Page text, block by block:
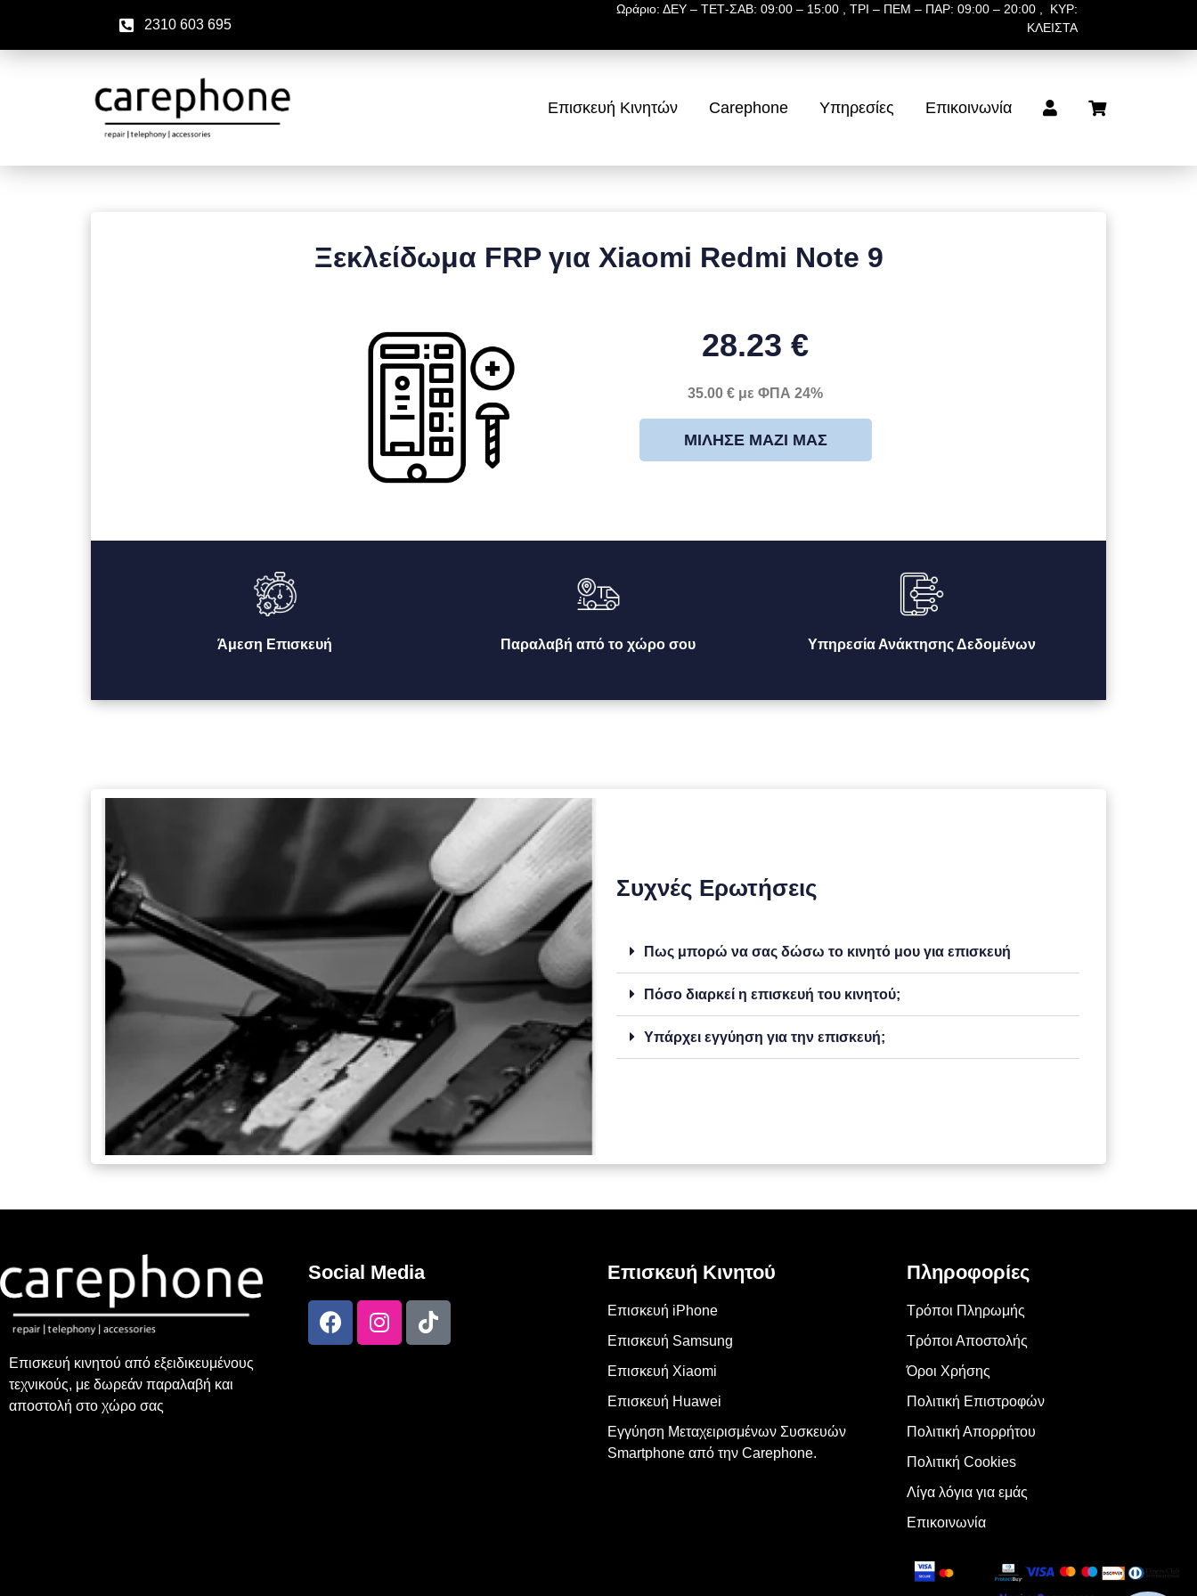
2310 603 695
Ωράριο: ΔΕΥ – ΤΕΤ-ΣΑΒ: 09:00 – 15:00 , ΤΡΙ – ΠΕΜ – ΠΑΡ: 09:00 – 20:00 , ΚΥΡ:
ΚΛΕΙΣΤΑ
Επισκευή Κινητών Carephone Υπηρεσίες Επικοινωνία
Ξεκλείδωμα FRP για Xiaomi Redmi Note 9
28.23 €
35.00 € με ΦΠΑ 24%
ΜΊΛΗΣΕ ΜΑΖΊ ΜΑΣ
Άμεση Επισκευή Παραλαβή από το χώρο σου Υπηρεσία Ανάκτησης Δεδομένων
Συχνές Ερωτήσεις
Πως μπορώ να σας δώσω το κινητό μου για επισκευή
Πόσο διαρκεί η επισκευή του κινητού;
Υπάρχει εγγύηση για την επισκευή;
Επισκευή κινητού από εξειδικευμένους
τεχνικούς, με δωρεάν παραλαβή και
αποστολή στο χώρο σας
Social Media Επισκευή Κινητού
Επισκευή iPhone
Επισκευή Samsung
Επισκευή Xiaomi
Επισκευή Huawei
Εγγύηση Μεταχειρισμένων Συσκευών
Smartphone από την Carephone.
Πληροφορίες
Τρόποι Πληρωμής
Τρόποι Αποστολής
Όροι Χρήσης
Πολιτική Επιστροφών
Πολιτική Απορρήτου
Πολιτική Cookies
Λίγα λόγια για εμάς
Επικοινωνία